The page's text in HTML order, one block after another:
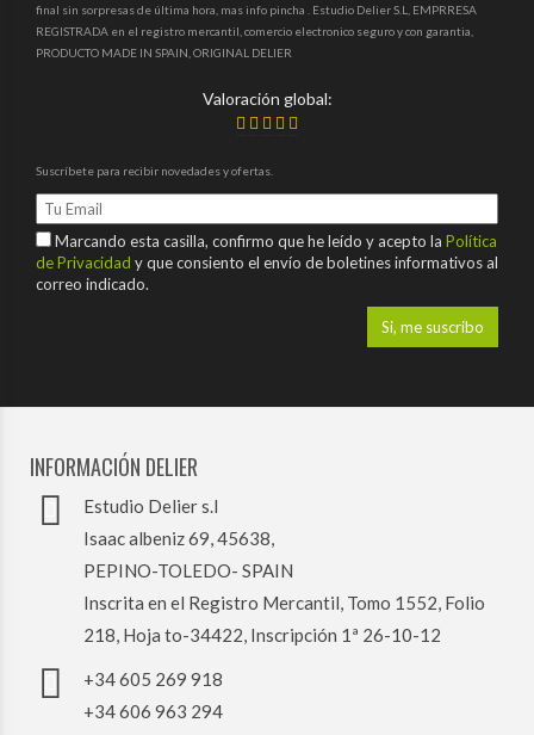
final sin sorpresas de última hora, mas info pincha . Estudio Delier S.L, EMPRRESA
REGISTRADA en el registro mercantil, comercio electronico seguro y con garantia,
PRODUCTO MADE IN SPAIN, ORIGINAL DELIER
Valoración global:
Suscríbete para recibir novedades y ofertas.
Marcando esta casilla, confirmo que he leído y acepto la Política
de Privacidad y que consiento el envío de boletines informativos al
correo indicado.
INFORMACIÓN DELIER
Estudio Delier s.l
Isaac albeniz 69, 45638,
PEPINO-TOLEDO- SPAIN
Inscrita en el Registro Mercantil, Tomo 1552, Folio
218, Hoja to-34422, Inscripción 1ª 26-10-12
+34 605 269 918
+34 606 963 294